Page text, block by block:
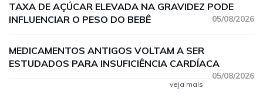
TAXA DE AÇÚCAR ELEVADA NA GRAVIDEZ PODE
INFLUENCIAR O PESO DO BEBÊ
05/08/2026
MEDICAMENTOS ANTIGOS VOLTAM A SER
ESTUDADOS PARA INSUFICIÊNCIA CARDÍACA
05/08/2026
veja mais